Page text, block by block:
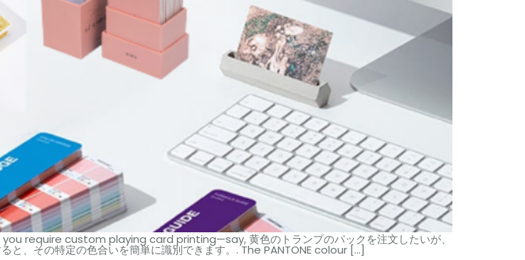
you require custom playing card printing—say, 黄色のトランプのパックを注文したいが、
と、その特定の色合いを簡単に識別できます。.The PANTONE colour […]